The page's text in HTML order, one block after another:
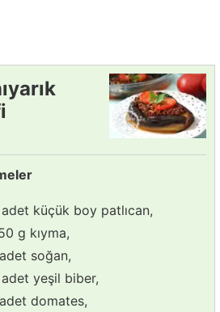
küçük boy patlıcan,
g kıyma,
soğan,
yeşil biber,
domates,